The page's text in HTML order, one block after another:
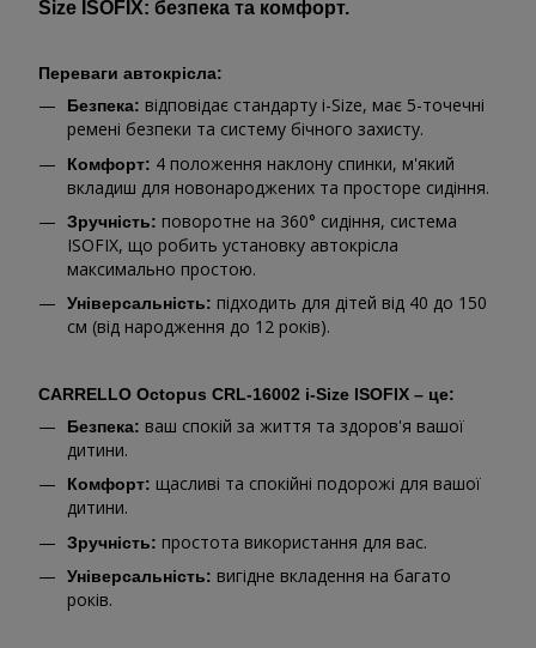
Size ISOFIX: безпека та комфорт.
Переваги автокрісла:
Безпека: відповідає стандарту i-Size, має 5-точечні
ремені безпеки та систему бічного захисту.
Комфорт: 4 положення наклону спинки, м'який
вкладиш для новонароджених та просторе сидіння.
Зручність: поворотне на 360° сидіння, система
ISOFIX, що робить установку автокрісла
максимально простою.
Універсальність: підходить для дітей від 40 до 150
см (від народження до 12 років).
CARRELLO Octopus CRL-16002 i-Size ISOFIX – це:
Безпека: ваш спокій за життя та здоров'я вашої
дитини.
Комфорт: щасливі та спокійні подорожі для вашої
дитини.
Зручність: простота використання для вас.
Універсальність: вигідне вкладення на багато
років.